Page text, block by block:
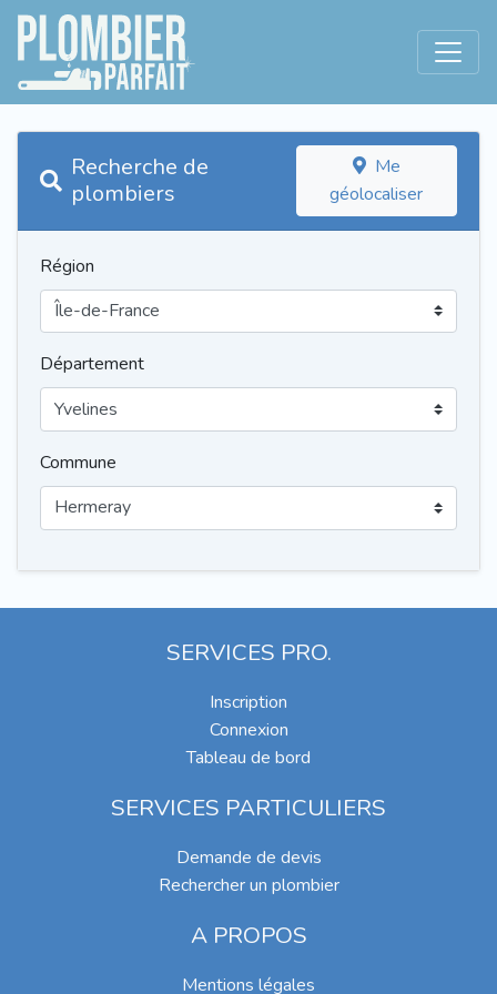
Recherche de
plombiers
Me
géolocaliser
Région
Département
Commune
SERVICES PRO.
Inscription
Connexion
Tableau de bord
SERVICES PARTICULIERS
Demande de devis
Rechercher un plombier
A PROPOS
Mentions légales